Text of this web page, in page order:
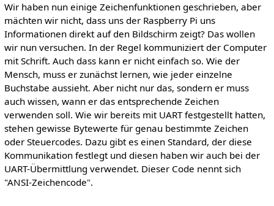
Wir haben nun einige Zeichenfunktionen geschrieben, aber
mächten wir nicht, dass uns der Raspberry Pi uns
Informationen direkt auf den Bildschirm zeigt? Das wollen
wir nun versuchen. In der Regel kommuniziert der Computer
mit Schrift. Auch dass kann er nicht einfach so. Wie der
Mensch, muss er zunächst lernen, wie jeder einzelne
Buchstabe aussieht. Aber nicht nur das, sondern er muss
auch wissen, wann er das entsprechende Zeichen
verwenden soll. Wie wir bereits mit UART festgestellt hatten,
stehen gewisse Bytewerte für genau bestimmte Zeichen
oder Steuercodes. Dazu gibt es einen Standard, der diese
Kommunikation festlegt und diesen haben wir auch bei der
UART-Übermittlung verwendet. Dieser Code nennt sich
"ANSI-Zeichencode".